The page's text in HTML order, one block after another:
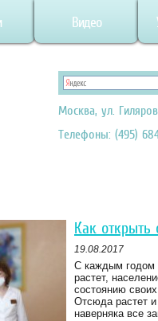
Видео
Москва, ул.
Телефоны: (495)
Как открыть
19.08.2017
С каждым годом
растет,
состоянию
Отсюда растет и
наверняка все